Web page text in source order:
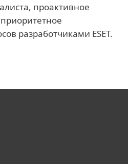
проактивное
разработчиками ESET.